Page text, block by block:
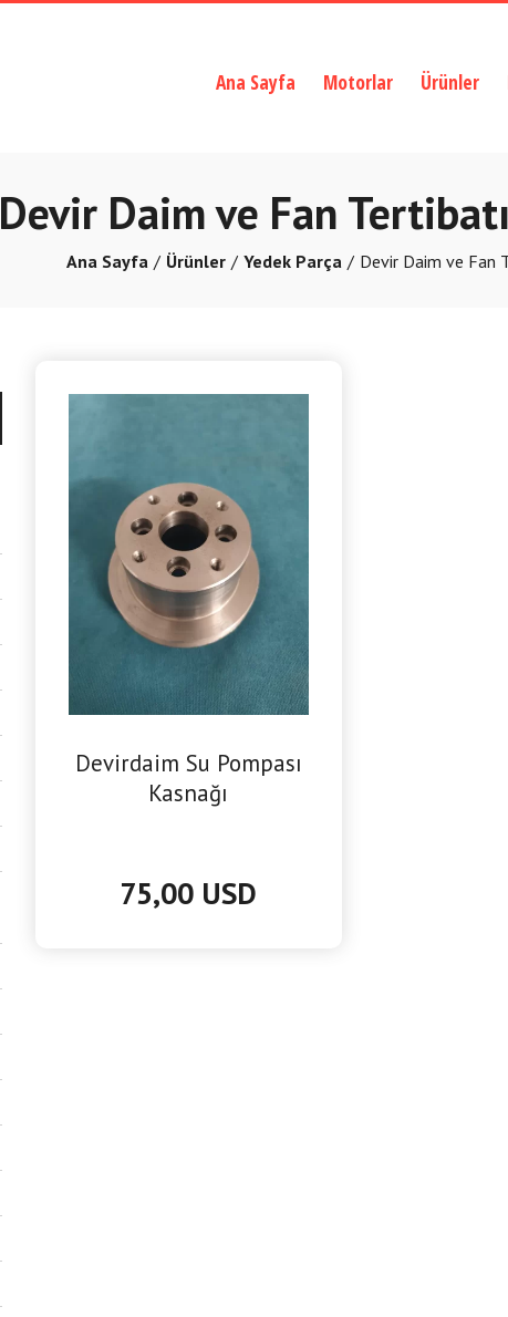
Ana Sayfa Motorlar Ürünler
Devir Daim ve Fan
Ana Sayfa Ürünler Yedek Parça Devir Daim ve Fan
Devirdaim Su Pompası
Kasnağı
75,00 USD